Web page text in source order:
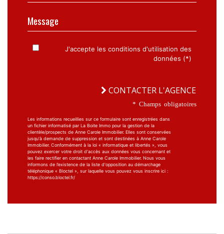
Message
J'accepte les conditions d'utilisation des
données (*)
CONTACTER L'AGENCE
* Champs obligatoires
Les informations recueillies sur ce formulaire sont enregistrées dans
un fichier informatisé par La Boite Immo pour la gestion de la
clientèle/prospects de Anne Carole Immobilier. Elles sont conservées
jusqu'à demande de suppression et sont destinées à Anne Carole
Immobilier. Conformément à la loi « informatique et libertés », vous
pouvez exercer votre droit d'accès aux données vous concernant et
les faire rectifier en contactant Anne Carole Immobilier. Nous vous
informons de l’existence de la liste d'opposition au démarchage
téléphonique « Bloctel », sur laquelle vous pouvez vous inscrire ici :
https://conso.bloctel.fr/